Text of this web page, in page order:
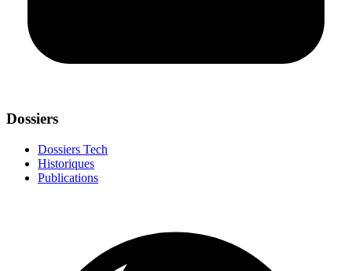
Dossiers
Dossiers Tech
Historiques
Publications